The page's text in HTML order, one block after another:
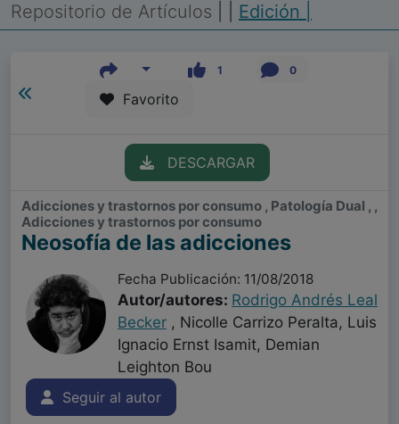
Repositorio de Artículos Edición |
1 0
Favorito
DESCARGAR
Adicciones y trastornos por consumo , Patología Dual , ,
Adicciones y trastornos por consumo
Neosofía de las adicciones
Fecha Publicación: 11/08/2018
Autor/autores: Rodrigo Andrés Leal
Becker , Nicolle Carrizo Peralta, Luis
Ignacio Ernst Isamit, Demian
Leighton Bou
Seguir al autor